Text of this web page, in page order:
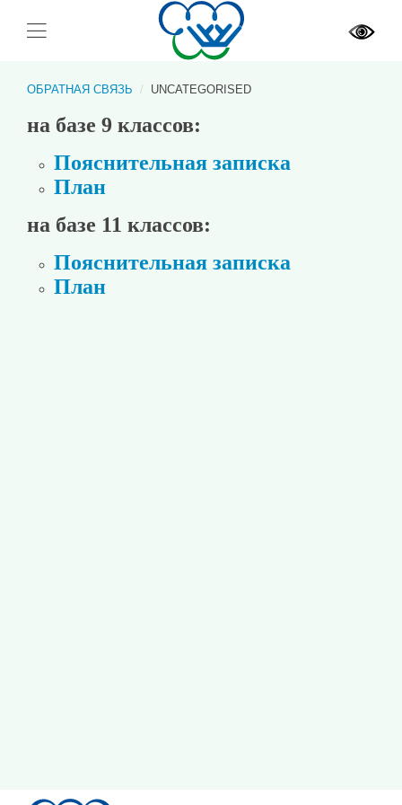
ОБРАТНАЯ СВЯЗЬ UNCATEGORISED
на базе 9 классов:
Пояснительная записка
План
на базе 11 классов:
Пояснительная записка
План